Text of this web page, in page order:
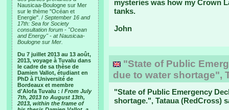
Nausicaa-Boulogne sur Mer
sur le thème "Océan et
Energie". / September 16 and
17th: Sea for Society
consultation forum - "Ocean
and Energy" - at Nausicaa-
Boulogne sur Mer.
Du 7 juillet 2013 au 13 août,
2013, voyage à Tuvalu dans
le cadre de sa thèse de
Damien Vallot, étudiant en
PhD à l'Université de
Bordeaux et membre
d'Alofa Tuvalu : / From July
7th, 2013 to August 13th,
2013, within the frame of
mysteries was how my Crown
tanks.
John
"State of Public
due to water shortage",
"State of Public Emergency
shortage.", Tataua (RedCross)